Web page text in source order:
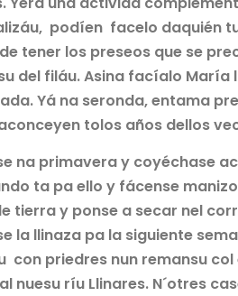
podíen facelo daquién
tener los preseos que se
del filáu. Asina facíalo María
Yá na seronda, entama
tolos años dellos
na primavera y coyéchase
ta pa ello y fácense
tierra y ponse a secar nel
la llinaza pa la siguiente
con priedres nun remansu
nuesu ríu Llinares. N´otres